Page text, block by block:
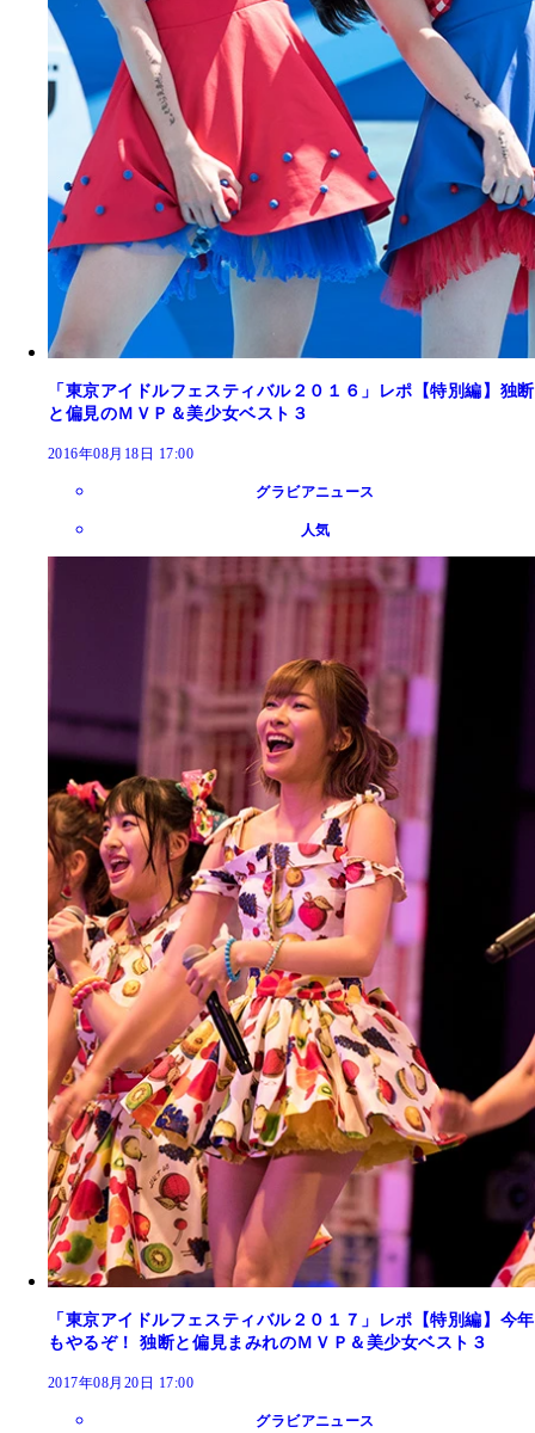
「東京アイドルフェスティバル２０１６」レポ【特別編】独断
と偏見のＭＶＰ＆美少女ベスト３
2016年08月18日 17:00
グラビアニュース
人気
「東京アイドルフェスティバル２０１７」レポ【特別編】今年
もやるぞ！ 独断と偏見まみれのＭＶＰ＆美少女ベスト３
2017年08月20日 17:00
グラビアニュース